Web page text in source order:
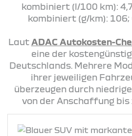
kombiniert (l/100 km):
kombiniert (g/km): 106;
Laut ADAC Autokosten-
eine der
Deutschlands. Mehrere
ihrer jeweiligen
überzeugen durch
von der Anschaffung bis